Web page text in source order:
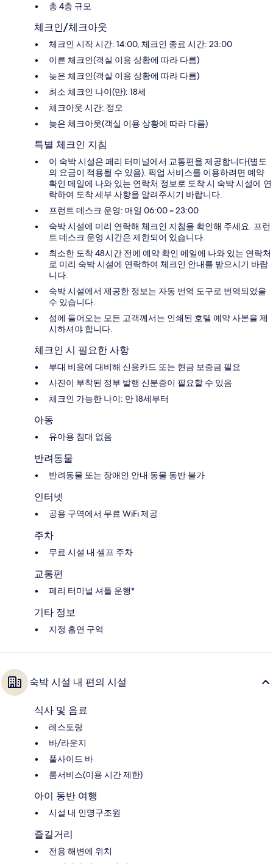
총 4층 규모
체크인/체크아웃
체크인 시작 시간: 14:00, 체크인 종료 시간: 23:00
이른 체크인(객실 이용 상황에 따라 다름)
늦은 체크인(객실 이용 상황에 따라 다름)
최소 체크인 나이(만): 18세
체크아웃 시간: 정오
늦은 체크아웃(객실 이용 상황에 따라 다름)
특별 체크인 지침
이 숙박 시설은 페리 터미널에서 교통편을 제공합니다(별도
의 요금이 적용될 수 있음). 픽업 서비스를 이용하려면 예약
확인 메일에 나와 있는 연락처 정보로 도착 시 숙박 시설에 연
락하여 도착 세부 사항을 알려주시기 바랍니다.
프런트 데스크 운영: 매일 06:00 ~ 23:00
숙박 시설에 미리 연락해 체크인 지침을 확인해 주세요. 프런
트 데스크 운영 시간은 제한되어 있습니다.
최소한 도착 48시간 전에 예약 확인 메일에 나와 있는 연락처
로 미리 숙박 시설에 연락하여 체크인 안내를 받으시기 바랍
니다.
숙박 시설에서 제공한 정보는 자동 번역 도구로 번역되었을
수 있습니다.
섬에 들어오는 모든 고객께서는 인쇄된 호텔 예약 사본을 제
시하셔야 합니다.
체크인 시 필요한 사항
부대 비용에 대비해 신용카드 또는 현금 보증금 필요
사진이 부착된 정부 발행 신분증이 필요할 수 있음
체크인 가능한 나이: 만 18세부터
아동
유아용 침대 없음
반려동물
반려동물 또는 장애인 안내 동물 동반 불가
인터넷
공용 구역에서 무료 WiFi 제공
주차
무료 시설 내 셀프 주차
교통편
페리 터미널 셔틀 운행*
기타 정보
지정 흡연 구역
숙박 시설 내 편의 시설
식사 및 음료
레스토랑
바/라운지
풀사이드 바
룸서비스(이용 시간 제한)
아이 동반 여행
시설 내 인명구조원
즐길거리
전용 해변에 위치